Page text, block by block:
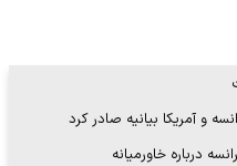
و آمریکا بیانیه صادر کرد
درباره خاورمیانه